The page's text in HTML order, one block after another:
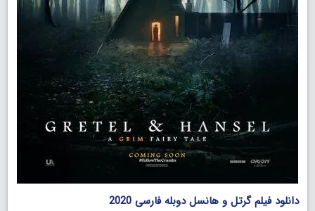
دانلود فیلم گرتل و هانسل دوبله فارسی 2020